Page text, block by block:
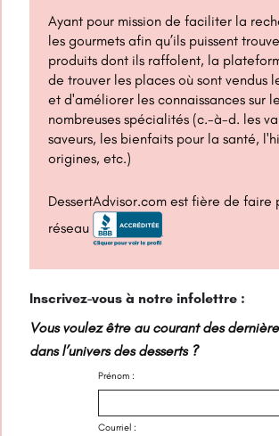
Ayant pour mission de faciliter la
les gourmets afin qu’ils puissent
produits dont ils raffolent, la
de trouver les places où sont vendus
et d'améliorer les connaissances sur
nombreuses spécialités (c.-à-d. les
saveurs, les bienfaits pour la santé,
origines, etc.)
DessertAdvisor.com est fière de faire
réseau
Inscrivez-vous à notre infolettre :
Vous voulez être au courant des
dans l’univers des desserts ?
Prénom :
Courriel :